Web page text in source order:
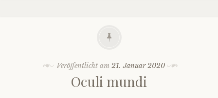
Veröffentlicht am 21. Januar 2020
Oculi mundi